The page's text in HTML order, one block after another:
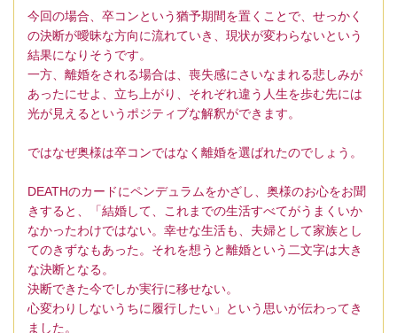
今回の場合、卒コンという猶予期間を置くことで、せっかく
の決断が曖昧な方向に流れていき、現状が変わらないという
結果になりそうです。
一方、離婚をされる場合は、喪失感にさいなまれる悲しみが
あったにせよ、立ち上がり、それぞれ違う人生を歩む先には
光が見えるというポジティブな解釈ができます。
ではなぜ奥様は卒コンではなく離婚を選ばれたのでしょう。
DEATHのカードにペンデュラムをかざし、奥様のお心をお聞
きすると、「結婚して、これまでの生活すべてがうまくいか
なかったわけではない。幸せな生活も、夫婦として家族とし
てのきずなもあった。それを想うと離婚という二文字は大き
な決断となる。
決断できた今でしか実行に移せない。
心変わりしないうちに履行したい」という思いが伝わってき
ました。